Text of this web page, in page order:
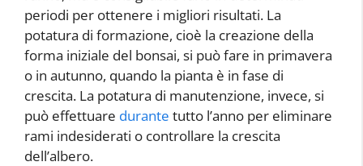
periodi per ottenere i migliori risultati. La
potatura di formazione, cioè la creazione della
forma iniziale del bonsai, si può fare in primavera
o in autunno, quando la pianta è in fase di
crescita. La potatura di manutenzione, invece, si
può effettuare durante tutto l’anno per eliminare
rami indesiderati o controllare la crescita
dell’albero.